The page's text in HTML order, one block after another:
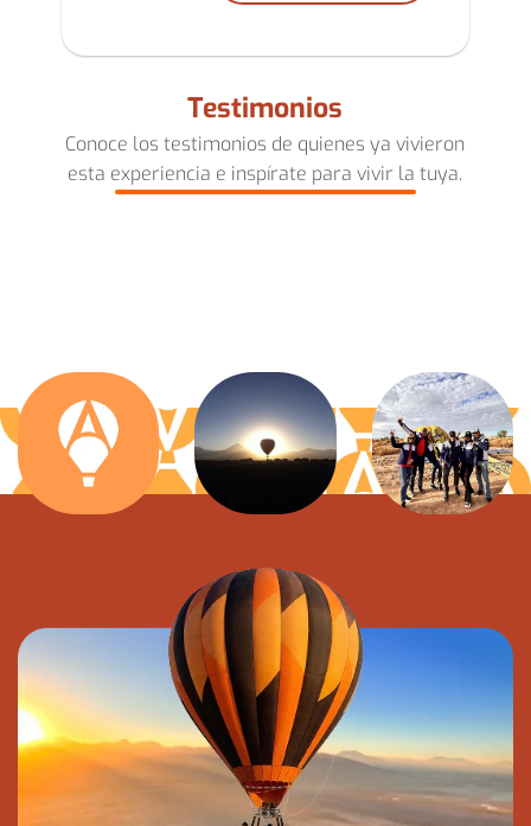
Testimonios
Conoce los testimonios de quienes ya vivieron
esta experiencia e inspírate para vivir la tuya.